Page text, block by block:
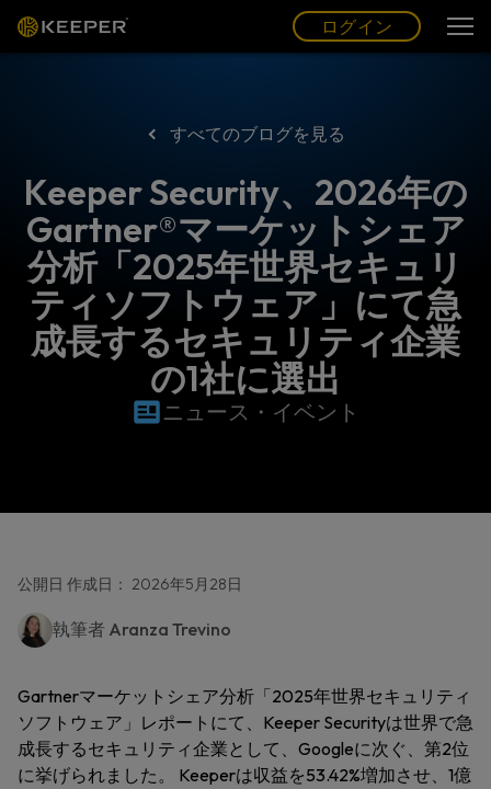
グ (JP)
ログイン
すべてのブログを見る
Keeper Security、2026年の
Gartner®マーケットシェア
分析「2025年世界セキュリ
ティソフトウェア」にて急
成長するセキュリティ企業
の1社に選出
ニュース・イベント
公開日 作成日： 2026年5月28日
執筆者 Aranza Trevino
Gartnerマーケットシェア分析「2025年世界セキュリティ
ソフトウェア」レポートにて、Keeper Securityは世界で急
成長するセキュリティ企業として、Googleに次ぐ、第2位
に挙げられました。 Keeperは収益を53.42%増加させ、1億